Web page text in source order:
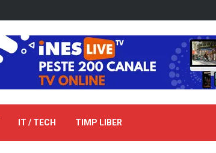
IT / TECH TIMP LIBER